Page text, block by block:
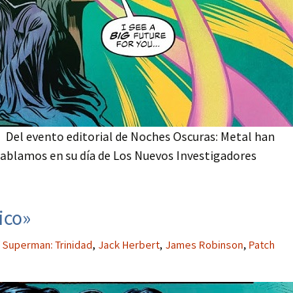
evento editorial de Noches Oscuras: Metal han
en su día de Los Nuevos Investigadores
Trinidad, Jack Herbert, James Robinson, Patch